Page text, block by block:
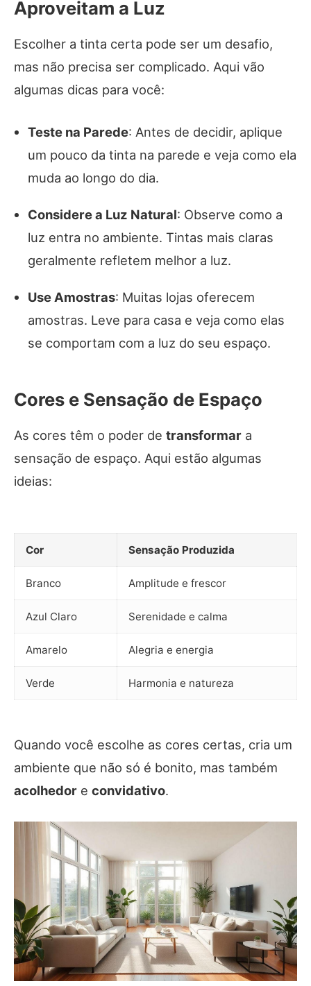
Aproveitam a Luz
Escolher a tinta certa pode ser um desafio,
mas não precisa ser complicado. Aqui vão
algumas dicas para você:
Teste na Parede: Antes de decidir, aplique
um pouco da tinta na parede e veja como ela
muda ao longo do dia.
Considere a Luz Natural: Observe como a
luz entra no ambiente. Tintas mais claras
geralmente refletem melhor a luz.
Use Amostras: Muitas lojas oferecem
amostras. Leve para casa e veja como elas
se comportam com a luz do seu espaço.
Cores e Sensação de Espaço
As cores têm o poder de transformar a
sensação de espaço. Aqui estão algumas
ideias:
Cor Sensação Produzida
Branco Amplitude e frescor
Azul Claro Serenidade e calma
Amarelo Alegria e energia
Verde Harmonia e natureza
Quando você escolhe as cores certas, cria um
ambiente que não só é bonito, mas também
acolhedor e convidativo.